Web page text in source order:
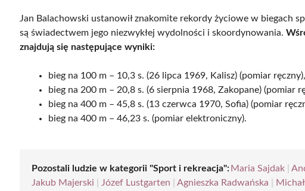
Jan Balachowski ustanowił znakomite rekordy życiowe w biegach
są świadectwem jego niezwykłej wydolności i skoordynowania.
znajdują się następujące wyniki:
bieg na 100 m – 10,3 s. (26 lipca 1969, Kalisz) (pomiar ręczny),
bieg na 200 m – 20,8 s. (6 sierpnia 1968, Zakopane) (pomiar
bieg na 400 m – 45,8 s. (13 czerwca 1970, Sofia) (pomiar
bieg na 400 m – 46,23 s. (pomiar elektroniczny).
Pozostali ludzie w kategorii "Sport i rekreacja":Maria Sajdak |
Jakub Majerski
Józef Lustgarten |Agnieszka Radwańska